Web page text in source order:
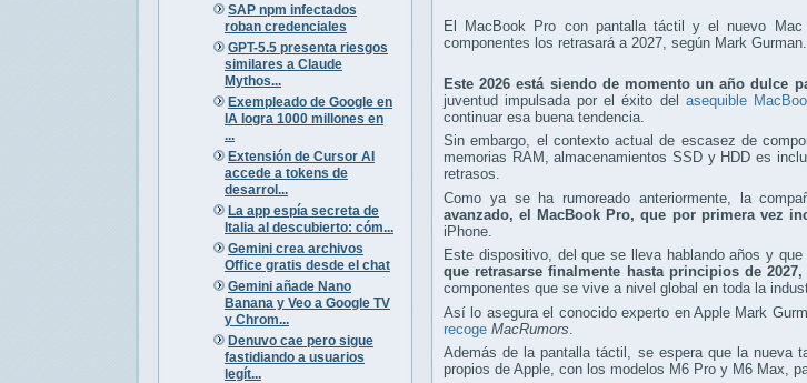
SAP npm infectados
roban credenciales
GPT-5.5 presenta riesgos
similares a Claude
Mythos...
Exempleado de Google en
IA logra 1000 millones en
...
Extensión de Cursor AI
accede a tokens de
desarrol...
La app espía secreta de
Italia al descubierto: cóm...
Gemini crea archivos
Office gratis desde el chat
Gemini añade Nano
Banana y Veo a Google TV
y Chrom...
Denuvo cae pero sigue
fastidiando a usuarios
legít...
El MacBook Pro con pantalla táctil y el nuevo
componentes los retrasará a 2027, según Mark Gurman.
Este 2026 está siendo de momento un año dulce
juventud impulsada por el éxito del asequible
continuar esa buena tendencia.
Sin embargo, el contexto actual de escasez de
memorias RAM, almacenamientos SSD y HDD es
retrasos.
Como ya se ha rumoreado anteriormente, la
avanzado, el MacBook Pro, que por primera vez
iPhone.
Este dispositivo, del que se lleva hablando años y
que retrasarse finalmente hasta principios de
componentes que se vive a nivel global en toda la
Así lo asegura el conocido experto en Apple Mark
recoge MacRumors
Además de la pantalla táctil, se espera que la nueva
propios de Apple, con los modelos M6 Pro y M6 Max,